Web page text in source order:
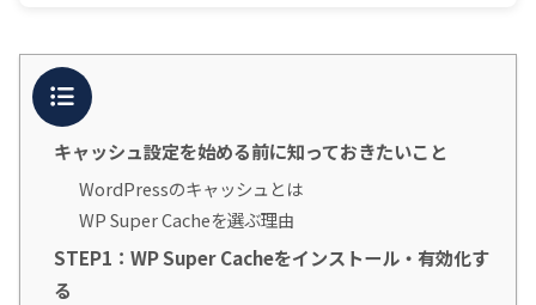
目次
キャッシュ設定を始める前に知っておきたいこと
WordPressのキャッシュとは
WP Super Cacheを選ぶ理由
STEP1：WP Super Cacheをインストール・有効化す
る